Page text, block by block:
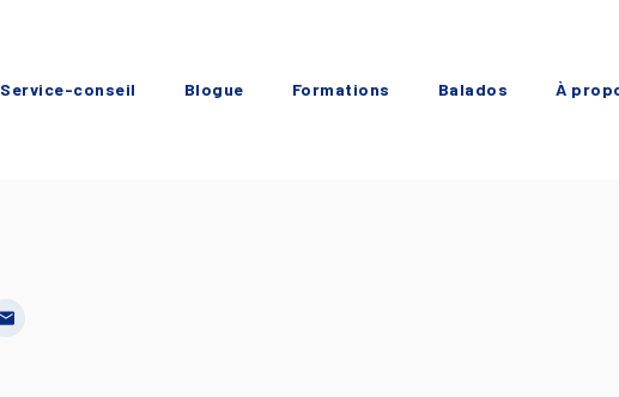
Service-conseil Blogue Formations Balados À